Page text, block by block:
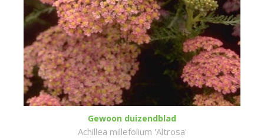
Gewoon duizendblad
Achillea millefolium 'Altrosa'